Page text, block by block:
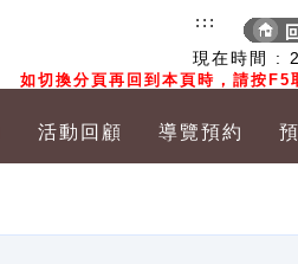
現在時間 :
如切換分頁再回到本頁時，請按F5
:::
活動回顧 導覽預約